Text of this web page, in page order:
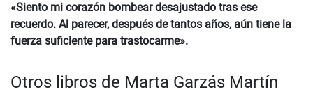
«Siento mi corazón bombear desajustado tras ese
recuerdo. Al parecer, después de tantos años, aún tiene la
fuerza suficiente para trastocarme».
Otros libros de Marta Garzás Martín